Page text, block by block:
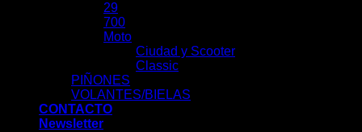
29
700
Moto
Ciudad y Scooter
Classic
PIÑONES
VOLANTES/BIELAS
CONTACTO
Newsletter